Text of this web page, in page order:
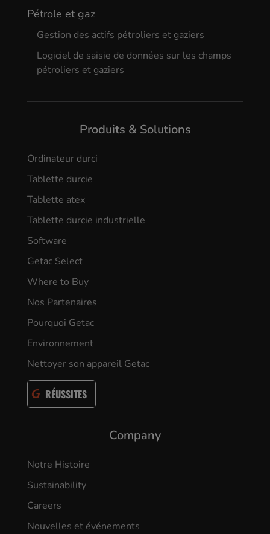
Pétrole et gaz
Gestion des actifs pétroliers et gaziers
Logiciel de saisie de données sur les champs
pétroliers et gaziers
Produits & Solutions
Ordinateur durci
Tablette durcie
Tablette atex
Tablette durcie industrielle
Software
Getac Select
Where to Buy
Nos Partenaires
Pourquoi Getac
Environnement
Nettoyer son appareil Getac
RÉUSSITES
Company
Notre Histoire
Sustainability
Careers
Nouvelles et événements